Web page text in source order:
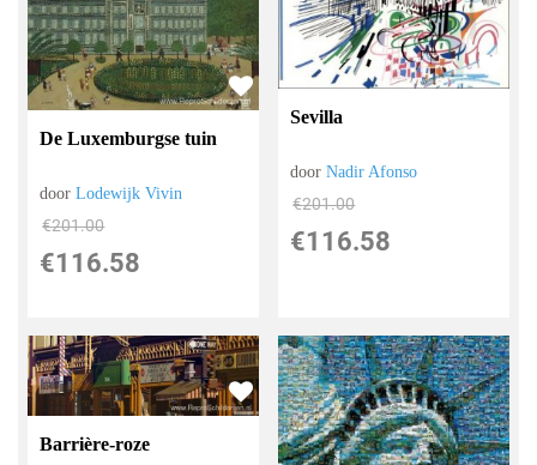
De Luxemburgse tuin
doorLodewijk Vivin
€201.00
€116.58
Sevilla
doorNadir Afonso
€201.00
€116.58
Barrière-roze